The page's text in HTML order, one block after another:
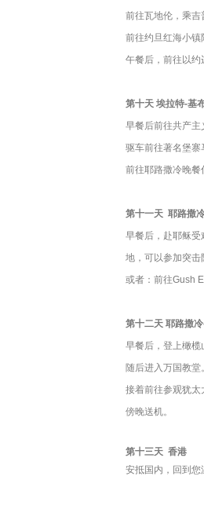
前往瓦地伦，乘吉
前往约旦红海小镇
午餐后，前往以约
第十天 埃拉特-基
早餐后前往共产主
驱车前往著名堡寨
前往耶路撒冷晚餐
第十一天 耶路撒
早餐后，赴耶稣
地，可以参加突击
或者：前往Gush
第十二天 耶路撒
早餐后，登上橄榄
随后进入万国教堂。
接着前往参观犹太
傍晚送机。
第十三天 香港
安抵国内，回到您